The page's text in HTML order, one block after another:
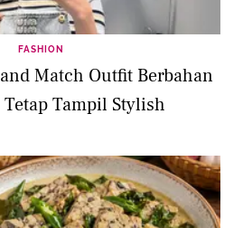
FASHION
Match Outfit Berbahan
Tetap Tampil Stylish